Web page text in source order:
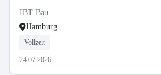
IBT Bau
Hamburg
Vollzeit
24.07.2026